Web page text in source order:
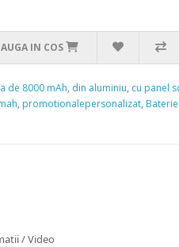
IN COS
de 8000 mAh, din aluminiu, cu panel
, promotionalepersonalizat,
/ Video